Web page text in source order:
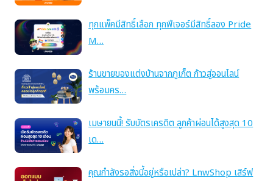
ทุกแพ็คมีสิทธิ์เลือก ทุกฟีเจอร์มีสิทธิ์ลอง Pride
M…
ร้านขายของแต่งบ้านจากภูเก็ต ก้าวสู่ออนไลน์
พร้อมคร…
เมษายนนี้! รับบัตรเครดิต ลูกค้าผ่อนได้สูงสุด 10
เด…
คุณกำลังรอสิ่งนี้อยู่หรือเปล่า? LnwShop เสิร์ฟ